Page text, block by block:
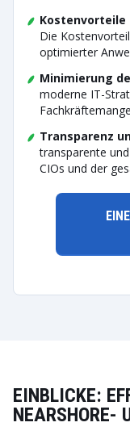
Kostenvorteile
Die
optimierter
Minimierung
moderne IT-
Transparenz
transparente
CIOs und der
EINBLICKE:
NEARSHORE-